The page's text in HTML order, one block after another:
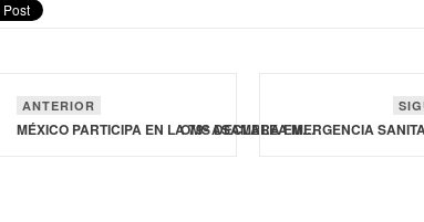
ANTERIOR
MÉXICO PARTICIPA EN LA 79ª ASAMBLEA MUNDIAL DE LA SALUD